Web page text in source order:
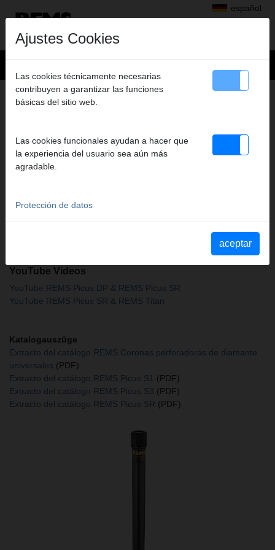
español
Productos>
Perforar con diamante, Rozas en muros con discos diamantados
REMS UDKB
42 X 420 X UNC 1 1/4
Art. nº. 181015 R
viele Materialien, z. B. Beton, Stahlbeton, Mauerwerk aller Art,
Naturstein, Asphalt, Estrich aller Art. Anschlussgewinde UNC 11/4
YouTube Videos
YouTube REMS Picus DP & REMS Picus SR
YouTube REMS Picus SR & REMS Titan
Katalogauszüge
Extracto del catálogo REMS Coronas perforadoras de diamante
universales (PDF)
Extracto del catálogo REMS Picus S1 (PDF)
Extracto del catálogo REMS Picus S3 (PDF)
Extracto del catálogo REMS Picus SR (PDF)
Ajustes Cookies
Las cookies técnicamente necesarias
contribuyen a garantizar las funciones
básicas del sitio web.
Las cookies funcionales ayudan a hacer que
la experiencia del usuario sea aún más
agradable.
Protección de datos
aceptar